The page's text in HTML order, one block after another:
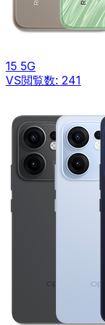
15 5G
VS閲覧数: 241